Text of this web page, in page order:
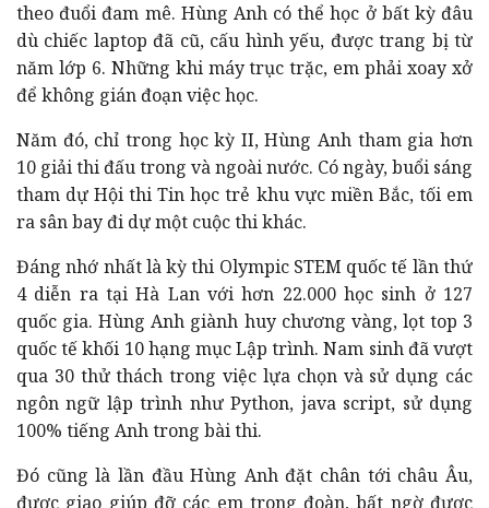
theo đuổi đam mê. Hùng Anh có thể học ở bất kỳ đâu
dù chiếc laptop đã cũ, cấu hình yếu, được trang bị từ
năm lớp 6. Những khi máy trục trặc, em phải xoay xở
để không gián đoạn việc học.
Năm đó, chỉ trong học kỳ II, Hùng Anh tham gia hơn
10 giải thi đấu trong và ngoài nước. Có ngày, buổi sáng
tham dự Hội thi Tin học trẻ khu vực miền Bắc, tối em
ra sân bay đi dự một cuộc thi khác.
Đáng nhớ nhất là kỳ thi Olympic STEM quốc tế lần thứ
4 diễn ra tại Hà Lan với hơn 22.000 học sinh ở 127
quốc gia. Hùng Anh giành huy chương vàng, lọt top 3
quốc tế khối 10 hạng mục Lập trình. Nam sinh đã vượt
qua 30 thử thách trong việc lựa chọn và sử dụng các
ngôn ngữ lập trình như Python, java script, sử dụng
100% tiếng Anh trong bài thi.
Đó cũng là lần đầu Hùng Anh đặt chân tới châu Âu,
được giao giúp đỡ các em trong đoàn, bất ngờ được